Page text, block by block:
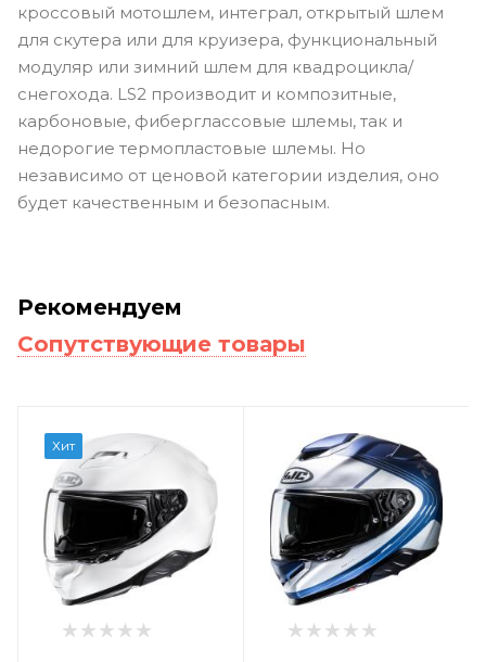
кроссовый мотошлем, интеграл, открытый шлем
для скутера или для круизера, функциональный
модуляр или зимний шлем для квадроцикла/
снегохода. LS2 производит и композитные,
карбоновые, фиберглассовые шлемы, так и
недорогие термопластовые шлемы. Но
независимо от ценовой категории изделия, оно
будет качественным и безопасным.
Рекомендуем
Сопутствующие товары
Хит